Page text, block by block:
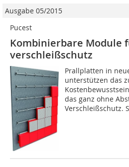
Ausgabe 05/2015
Pucest
Kombinierbare Module
verschleißschutz
Prallplatten in
unterstützen das
das ganz ohne
Verschleißschutz.